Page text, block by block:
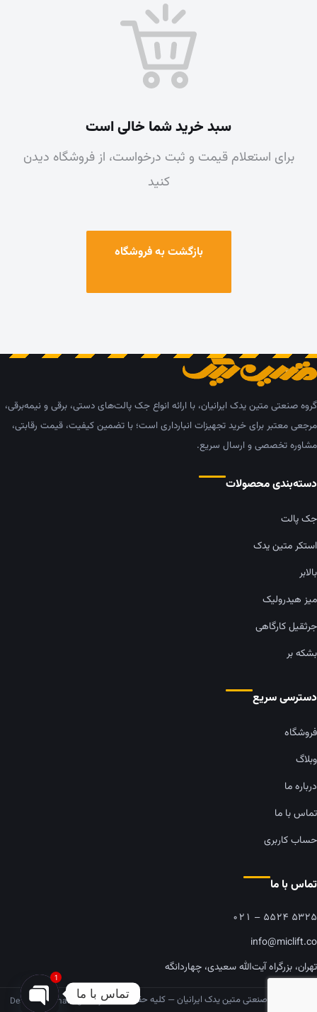
سبد خرید شما خالی است
برای استعلام قیمت و ثبت درخواست، از فروشگاه دیدن
کنید
بازگشت به فروشگاه
گروه صنعتی متین یدک ایرانیان، با ارائه انواع جک پالت‌های دستی، برقی و نیمه‌برقی،
مرجعی معتبر برای خرید تجهیزات انبارداری است؛ با تضمین کیفیت، قیمت رقابتی،
مشاوره تخصصی و ارسال سریع.
دسته‌بندی محصولات
جک پالت
استکر متین یدک
بالابر
میز هیدرولیک
جرثقیل کارگاهی
بشکه بر
دسترسی سریع
فروشگاه
وبلاگ
درباره ما
تماس با ما
حساب کاربری
تماس با ما
۰۲۱ – ۵۵۲۴ ۵۳۲۵
info@miclift.co
تهران، بزرگراه آیت‌الله سعیدی، چهاردانگه
© ۲,۰۲۶ گروه صنعتی متین یدک ایرانیان — کلیه حقوق
Designed & managed bySEO
تماس با ما
1